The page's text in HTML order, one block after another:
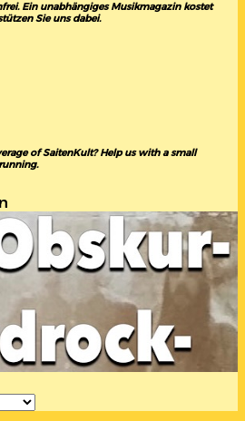
Ein unabhängiges Musikmagazin kostet
Sie uns dabei.
of SaitenKult? Help us with a small